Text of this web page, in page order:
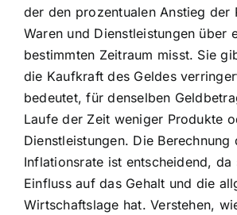
der den prozentualen Anstieg der
Waren und Dienstleistungen über
bestimmten Zeitraum misst. Sie
die Kaufkraft des Geldes
bedeutet, für denselben
Laufe der Zeit weniger Produkte
Dienstleistungen. Die Berechnung
Inflationsrate ist entscheidend, da
Einfluss auf das Gehalt und die
Wirtschaftslage hat. Verstehen,